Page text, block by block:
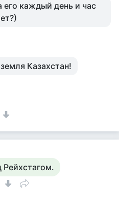
каждый день и час
Казахстан!
Рейхстагом.